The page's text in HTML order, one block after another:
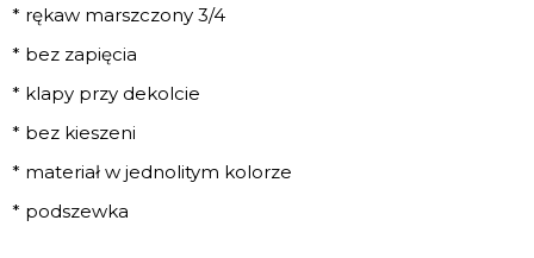
* rękaw marszczony 3/4
* bez zapięcia
* klapy przy dekolcie
* bez kieszeni
* materiał w jednolitym kolorze
* podszewka